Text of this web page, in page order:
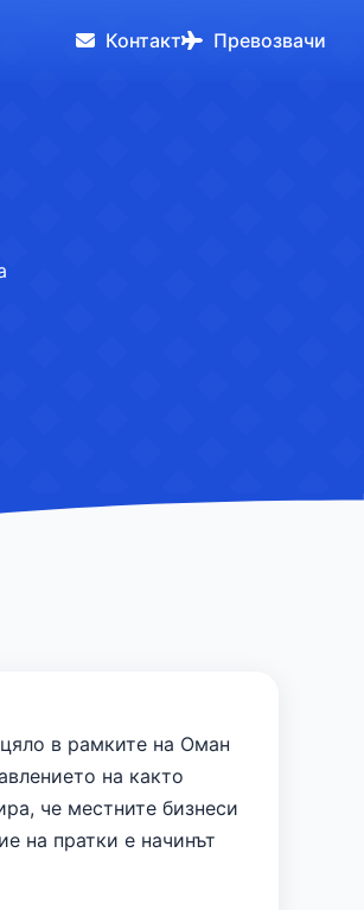
Контакт Превозвачи
в рамките на Оман
на както
че местните бизнеси
на пратки е начинът